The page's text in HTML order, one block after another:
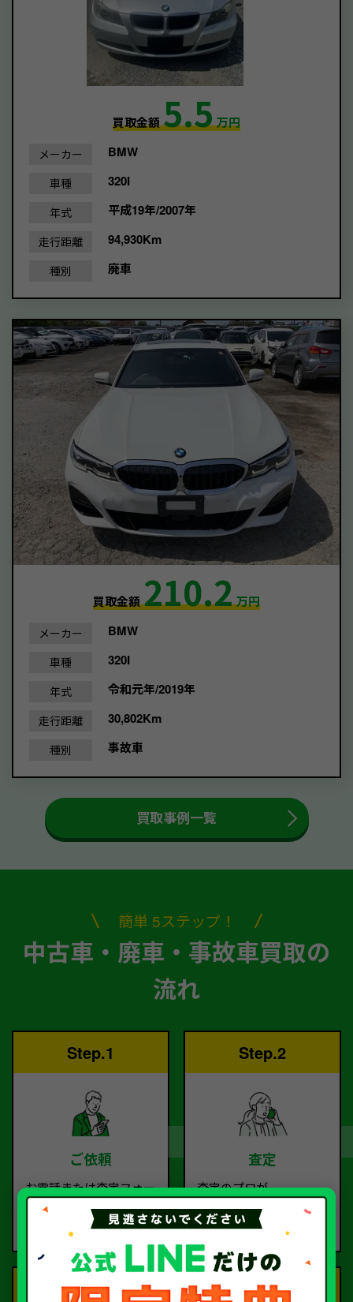
買取金額5.5万円
メーカー BMW
車種 320I
年式 平成19年/2007年
走行距離 94,930Km
種別 廃車
買取金額210.2万円
メーカー BMW
車種 320I
年式 令和元年/2019年
走行距離 30,802Km
種別 事故車
買取事例一覧
簡単 5ステップ！
中古車・廃車・事故車買取の
流れ
Step.1
ご依頼
お電話または査定フォー
ムより
ご依頼ください。
Step.2
査定
査定のプロが
お電話で回答いたしま
す。
Step.3 Step.4